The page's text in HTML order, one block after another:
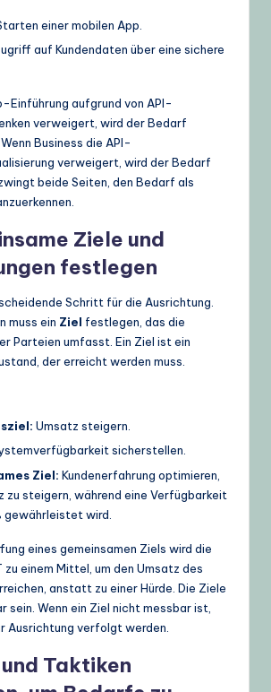
einer mobilen App.
auf Kundendaten über eine sichere
Einführung aufgrund von API-
verweigert, wird der Bedarf
Business die API-
verweigert, wird der Bedarf
beide Seiten, den Bedarf als
Ziele und
festlegen
Schritt für die Ausrichtung.
muss ein Ziel festlegen, das die
Parteien umfasst. Ein Ziel ist ein
der erreicht werden muss.
Umsatz steigern.
sicherstellen.
Ziel: Kundenerfahrung optimieren,
zu steigern, während eine Verfügbarkeit
gewährleistet wird.
eines gemeinsamen Ziels wird die
einem Mittel, um den Umsatz des
anstatt zu einer Hürde. Die Ziele
sein. Wenn ein Ziel nicht messbar ist,
Ausrichtung verfolgt werden.
Taktiken